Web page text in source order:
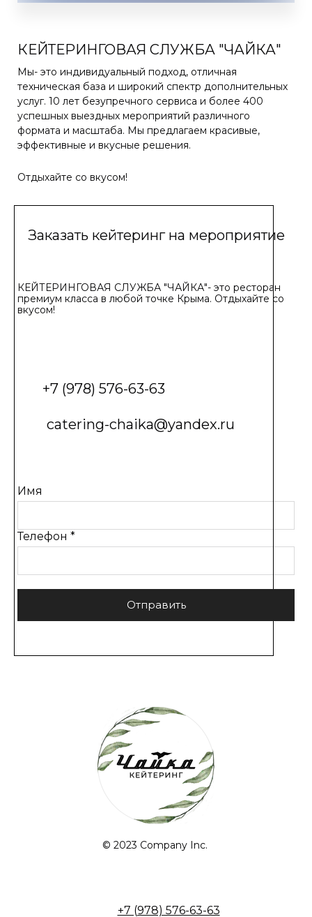
КЕЙТЕРИНГОВАЯ СЛУЖБА "ЧАЙКА"
Мы- это индивидуальный подход, отличная
техническая база и широкий спектр дополнительных
услуг. 10 лет безупречного сервиса и более 400
успешных выездных мероприятий различного
формата и масштаба. Мы предлагаем красивые,
эффективные и вкусные решения.
Отдыхайте со вкусом!
Заказать кейтеринг на мероприятие
КЕЙТЕРИНГОВАЯ СЛУЖБА "ЧАЙКА"- это ресторан
премиум класса в любой точке Крыма. Отдыхайте со
вкусом!
+7 (978) 576-63-63
catering-chaika@yandex.ru
Имя
Телефон *
Отправить
© 2023 Company Inc.
+7 (978) 576-63-63